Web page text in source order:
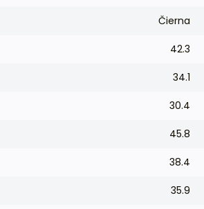
Čierna
42.3
34.1
30.4
45.8
38.4
35.9